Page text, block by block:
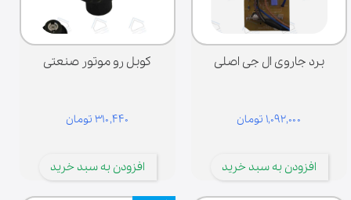
برد جاروی ال جی اصلی
۱,۰۹۲,۰۰۰ تومان
افزودن به سبد خرید
کوبل رو موتور صنعتی
۳۱۰,۴۴۰ تومان
افزودن به سبد خرید